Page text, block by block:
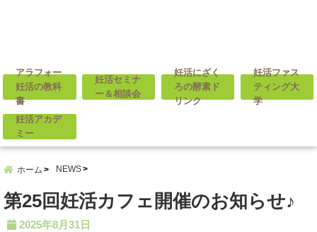
アラフォー
妊活の教科
書
妊活セミナ
ー＆相談会
妊活にざく
ろの酵素ド
リンク
妊活ファス
ティング大
学
妊活アカデ
ミー
ホーム NEWS
第25回妊活カフェ開催のお知らせ♪
2025年8月31日